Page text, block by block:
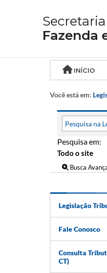
Fazenda
INÍCIO
Você está em:
Pesquisa em:
Busca
Legislação
Fale Conosco
Consulta
CT)